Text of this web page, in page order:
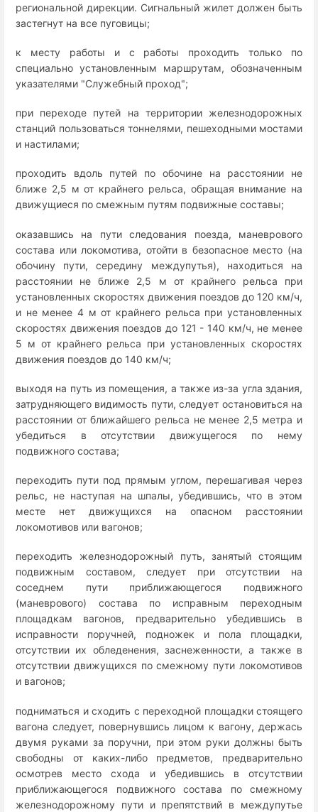
региональной дирекции. Сигнальный жилет должен быть
застегнут на все пуговицы;
к месту работы и с работы проходить только по
специально установленным маршрутам, обозначенным
указателями "Служебный проход";
при переходе путей на территории железнодорожных
станций пользоваться тоннелями, пешеходными мостами
и настилами;
проходить вдоль путей по обочине на расстоянии не
ближе 2,5 м от крайнего рельса, обращая внимание на
движущиеся по смежным путям подвижные составы;
оказавшись на пути следования поезда, маневрового
состава или локомотива, отойти в безопасное место (на
обочину пути, середину междупутья), находиться на
расстоянии не ближе 2,5 м от крайнего рельса при
установленных скоростях движения поездов до 120 км/ч,
и не менее 4 м от крайнего рельса при установленных
скоростях движения поездов до 121 - 140 км/ч, не менее
5 м от крайнего рельса при установленных скоростях
движения поездов до 140 км/ч;
выходя на путь из помещения, а также из-за угла здания,
затрудняющего видимость пути, следует остановиться на
расстоянии от ближайшего рельса не менее 2,5 метра и
убедиться в отсутствии движущегося по нему
подвижного состава;
переходить пути под прямым углом, перешагивая через
рельс, не наступая на шпалы, убедившись, что в этом
месте нет движущихся на опасном расстоянии
локомотивов или вагонов;
переходить железнодорожный путь, занятый стоящим
подвижным составом, следует при отсутствии на
соседнем пути приближающегося подвижного
(маневрового) состава по исправным переходным
площадкам вагонов, предварительно убедившись в
исправности поручней, подножек и пола площадки,
отсутствии их обледенения, заснеженности, а также в
отсутствии движущихся по смежному пути локомотивов
и вагонов;
подниматься и сходить с переходной площадки стоящего
вагона следует, повернувшись лицом к вагону, держась
двумя руками за поручни, при этом руки должны быть
свободны от каких-либо предметов, предварительно
осмотрев место схода и убедившись в отсутствии
приближающегося подвижного состава по смежному
железнодорожному пути и препятствий в междупутье